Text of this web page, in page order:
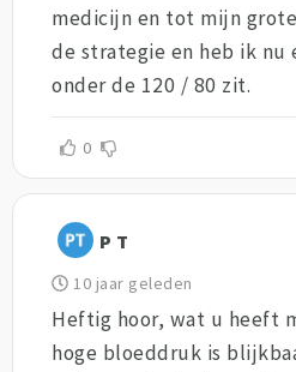
medicijn en tot mijn
de strategie en heb ik nu
onder de 120 / 80 zit.
0
P T
10 jaar geleden
Heftig hoor, wat u heeft
hoge bloeddruk is